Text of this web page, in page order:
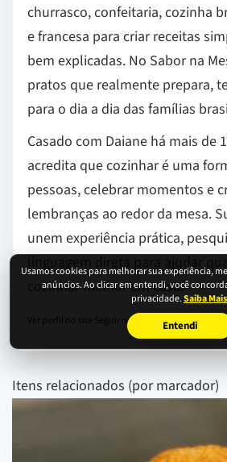
Usamos cookies para melhorar sua experiência,
anúncios. Ao clicar em entendi, você
privacidade.Saiba Mais
Entendi
churrasco, confeitaria, cozinha
e francesa para criar receitas
bem explicadas. No Sabor na
pratos que realmente prepara,
para o dia a dia das famílias
Casado com Daiane há mais de
acredita que cozinhar é uma
pessoas, celebrar momentos e
lembranças ao redor da mesa.
unem experiência prática,
linguagem direta para ajudar
cozinhar melhor em casa.
Ver perfil no site Seguir no Instagram
Itens relacionados (por marcador)